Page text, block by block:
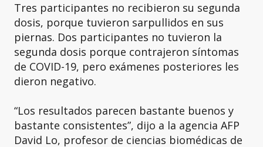
Tres participantes no recibieron su segunda
dosis, porque tuvieron sarpullidos en sus
piernas. Dos participantes no tuvieron la
segunda dosis porque contrajeron síntomas
de COVID-19, pero exámenes posteriores les
dieron negativo.
“Los resultados parecen bastante buenos y
bastante consistentes”, dijo a la agencia AFP
David Lo, profesor de ciencias biomédicas de